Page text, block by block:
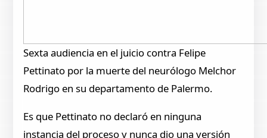
Sexta audiencia en el juicio contra Felipe
Pettinato por la muerte del neurólogo Melchor
Rodrigo en su departamento de Palermo.
Es que Pettinato no declaró en ninguna
instancia del proceso y nunca dio una versión